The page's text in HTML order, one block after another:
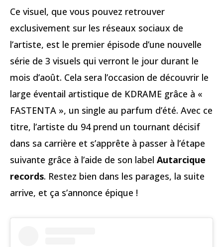
Ce visuel, que vous pouvez retrouver
exclusivement sur les réseaux sociaux de
l’artiste, est le premier épisode d’une nouvelle
série de 3 visuels qui verront le jour durant le
mois d’août. Cela sera l’occasion de découvrir le
large éventail artistique de KDRAME grâce à «
FASTENTA », un single au parfum d’été. Avec ce
titre, l’artiste du 94 prend un tournant décisif
dans sa carrière et s’apprête à passer à l’étape
suivante grâce à l’aide de son label Autarcique
records. Restez bien dans les parages, la suite
arrive, et ça s’annonce épique !